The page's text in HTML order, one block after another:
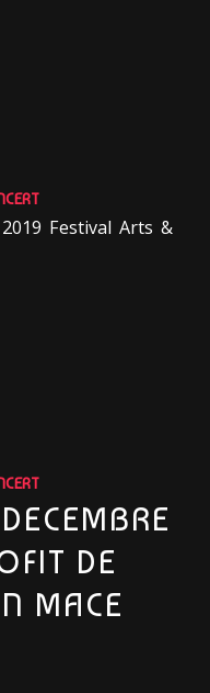
2019 Festival Arts &
DE
MACE